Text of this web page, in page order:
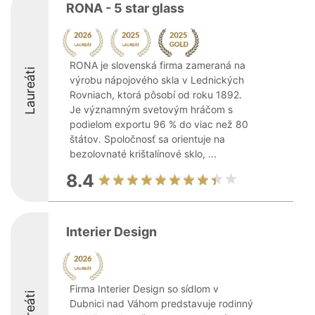
Laureáti
RONA - 5 star glass
RONA je slovenská firma zameraná na
výrobu nápojového skla v Lednických
Rovniach, ktorá pôsobí od roku 1892.
Je významným svetovým hráčom s
podielom exportu 96 % do viac než 80
štátov. Spoločnosť sa orientuje na
bezolovnaté krištalínové sklo, ...
8.4
Interier Design
Firma Interier Design so sídlom v
Dubnici nad Váhom predstavuje rodinný